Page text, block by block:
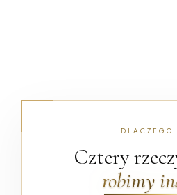
DLACZEGO
Cztery
robimy